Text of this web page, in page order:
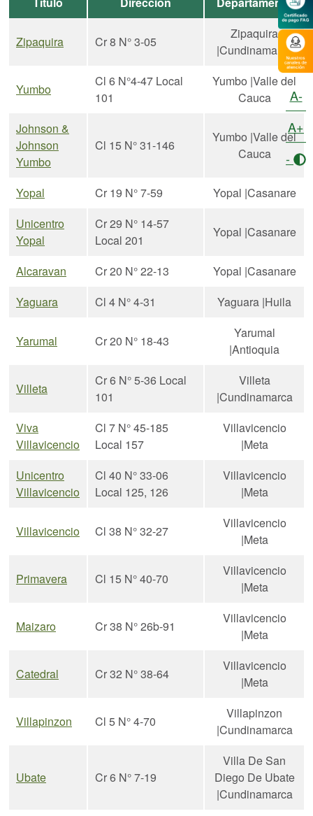
Zipaquira Cr 8 N° 3-05
Zipaquira
|Cundinamarca
Yumbo
Cl 6 N°4-47 Local
101
Yumbo |Valle del
Cauca
Johnson &
Johnson
Yumbo
Cl 15 N° 31-146
Yumbo |Valle del
Cauca
Yopal Cr 19 N° 7-59
Yopal |Casanare
Unicentro
Yopal
Cr 29 N° 14-57
Local 201
Yopal |Casanare
Alcaravan Cr 20 N° 22-13
Yopal |Casanare
Yaguara
Cl 4 N° 4-31 Yaguara |Huila
Yarumal Cr 20 N° 18-43
Yarumal
|Antioquia
Villeta
Cr 6 N° 5-36 Local
101
Villeta
|Cundinamarca
Viva
Villavicencio
Cl 7 N° 45-185
Local 157
Villavicencio
|Meta
Unicentro
Villavicencio
Cl 40 N° 33-06
Local 125, 126
Villavicencio
|Meta
Villavicencio Cl 38 N° 32-27
Villavicencio
|Meta
Primavera Cl 15 N° 40-70
Villavicencio
|Meta
Maizaro Cr 38 N° 26b-91
Villavicencio
|Meta
Catedral Cr 32 N° 38-64
Villavicencio
|Meta
Villapinzon Cl 5 N° 4-70
Villapinzon
|Cundinamarca
Ubate Cr 6 N° 7-19
Villa De San
Diego De Ubate
|Cundinamarca
A-
A+
-